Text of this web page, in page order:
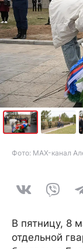
Фото: MAX-канал
В пятницу, 8
отдельной